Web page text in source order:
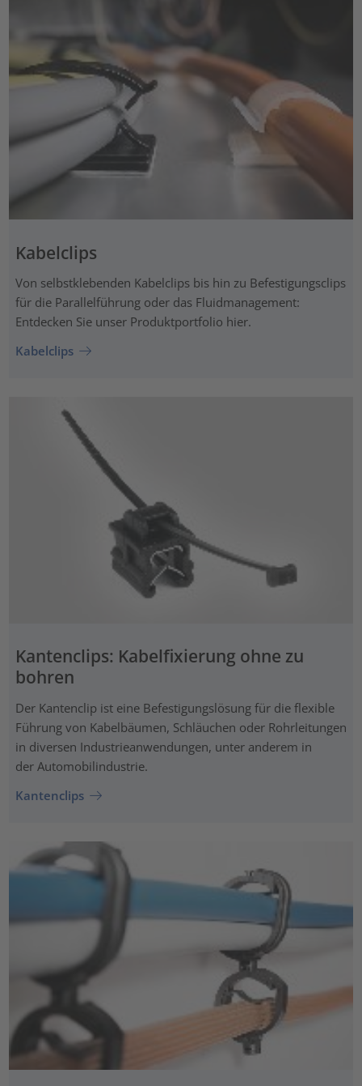
Kabelclips
Von selbstklebenden Kabelclips bis hin zu Befestigungsclips
für die Parallelführung oder das Fluidmanagement:
Entdecken Sie unser Produktportfolio hier.
Kabelclips
Kantenclips: Kabelfixierung ohne zu
bohren
Der Kantenclip ist eine Befestigungslösung für die flexible
Führung von Kabelbäumen, Schläuchen oder Rohrleitungen
in diversen Industrieanwendungen, unter anderem in
der Automobilindustrie.
Kantenclips